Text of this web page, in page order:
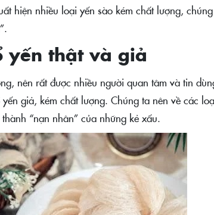
hiện nhiều loại yến sào kém chất lượng,
yến thật và giả
nên rất được nhiều người quan tâm và tin
giả, kém chất lượng. Chúng ta nên về các
“nạn nhân” của những kẻ xấu.